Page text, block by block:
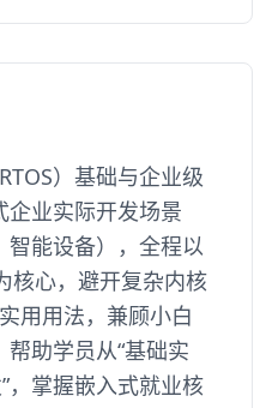
）基础与企业级
企业实际开发场景
智能设备），全程以
核心，避开复杂内核
用用法，兼顾小白
助学员从“基础实
，掌握嵌入式就业核